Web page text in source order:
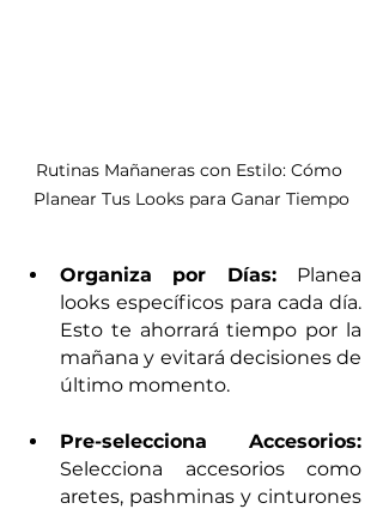
Rutinas Mañaneras con Estilo: Cómo
Planear Tus Looks para Ganar Tiempo
Organiza por Días: Planea
looks específicos para cada día.
Esto te ahorrará tiempo por la
mañana y evitará decisiones de
último momento.
Selecciona accesorios como
aretes, pashminas y cinturones